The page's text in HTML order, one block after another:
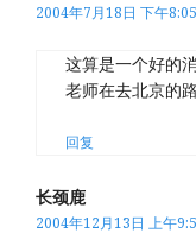
2004年7月18日 下午8:05
这算是一个好的
老师在去北京的
回复
长颈鹿
2004年12月13日 上午